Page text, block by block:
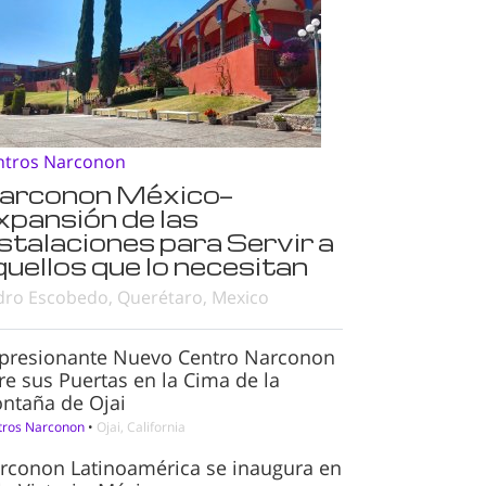
Narconon
México—
de las
para Servir a
que lo necesitan
Escobedo, Querétaro, Mexico
Nuevo Centro Narconon
sus Puertas en la Cima de la
de Ojai
Narconon • Ojai, California
Latinoamérica se inaugura en